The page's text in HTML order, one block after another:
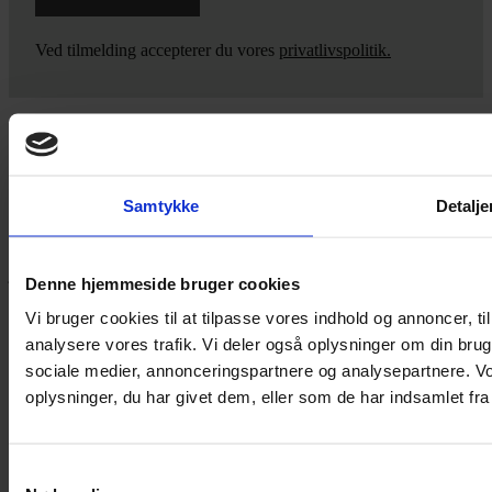
Samtykke
Denne hjemmeside bruger cookies
Vi bruger cookies til at tilpasse vores indhold og annoncer,
analysere vores trafik. Vi deler også oplysninger om din
sociale medier, annonceringspartnere og analysepartnere.
oplysninger, du har givet dem, eller som de har indsamlet
Ved tilmelding accepterer du vores privatlivspolitik.
Yarn Every Wear
Hvis du bøvler med noget eller ønsker ny inspiration, så skriv til
jeg dig på vej.
Vestergade 12 6270, Tønder
60 51 96 50
post@yarneverywear.dk
CVR 43041649
Facebook-f Instagram